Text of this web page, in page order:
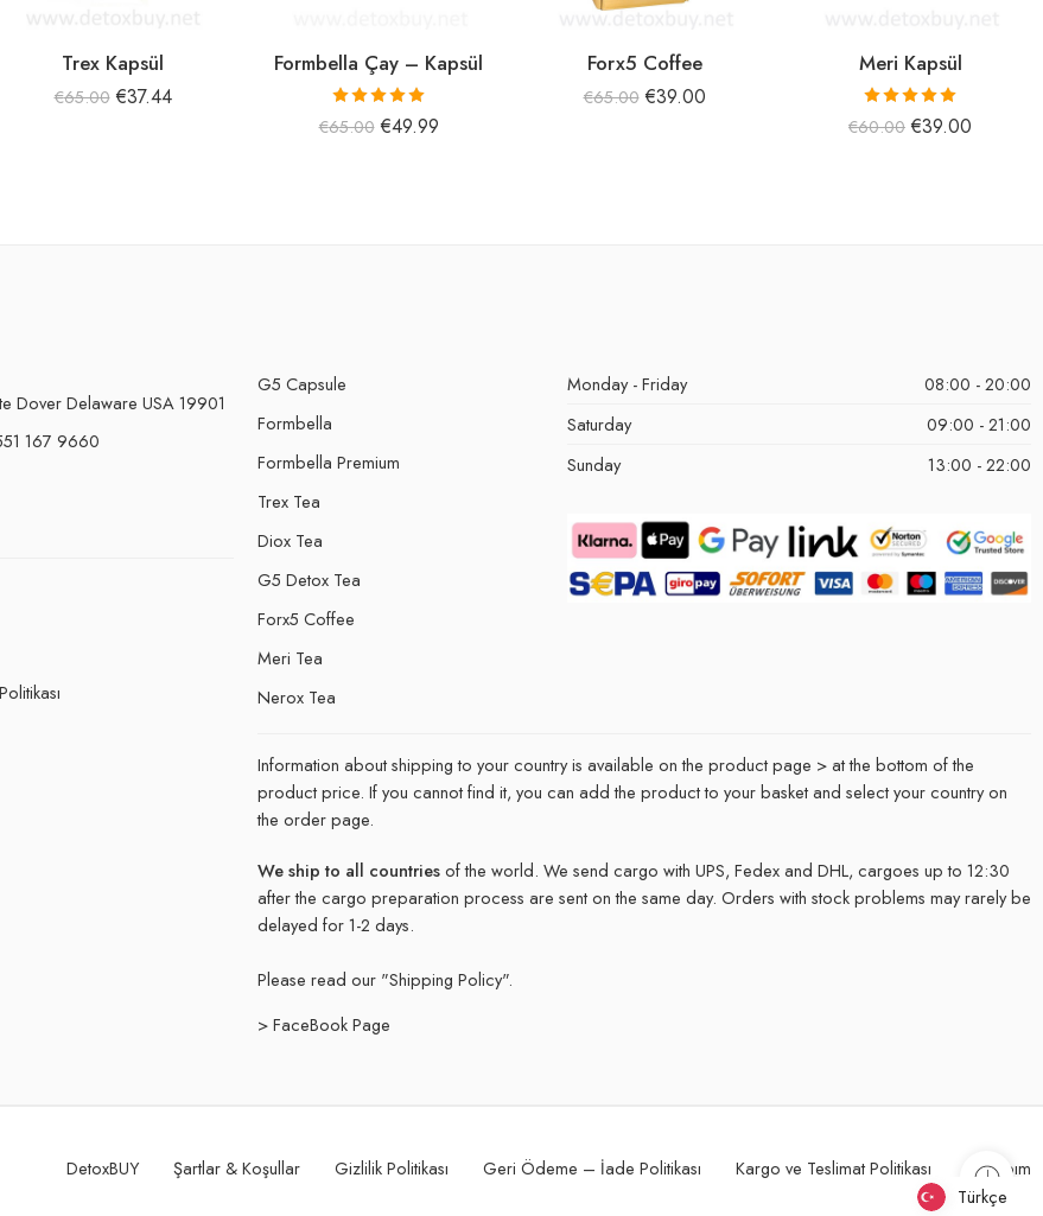
Trex Kapsül
€65.00 €37.44
Formbella Çay – Kapsül
5 üzerinden
5.00oy aldı
€65.00 €49.99
Forx5 Coffee
€65.00 €39.00
Meri Kapsül
5 üzerinden
5.00oy aldı
€60.00 €39.00
Dover Delaware USA 19901
167 9660
G5 Capsule
Formbella
Formbella Premium
Trex Tea
Diox Tea
G5 Detox Tea
Forx5 Coffee
Meri Tea
Nerox Tea
Monday - Friday
08:00 - 20:00
Saturday
09:00 - 21:00
Sunday
13:00 - 22:00
Information about shipping to your country is available on the product page > at the bottom of the
product price. If you cannot find it, you can add the product to your basket and select your country on
the order page.
We ship to all countriesof the world. We send cargo with UPS, Fedex and DHL, cargoes up to 12:30
after the cargo preparation process are sent on the same day. Orders with stock problems may rarely be
delayed for 1-2 days.
Please read our "Shipping Policy".
> FaceBook Page
DetoxBUY Şartlar & Koşullar Gizlilik Politikası Geri Ödeme – İade Politikası Kargo ve Teslimat Politikası
Hesabım
Türkçe
Türkçe